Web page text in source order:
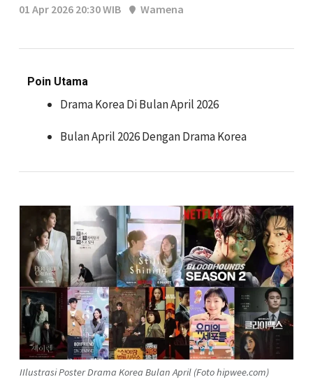
01 Apr 2026 20:30 WIB
Wamena
Poin Utama
Drama Korea Di Bulan April 2026
Bulan April 2026 Dengan Drama Korea
IIlustrasi Poster Drama Korea Bulan April (Foto hipwee.com)